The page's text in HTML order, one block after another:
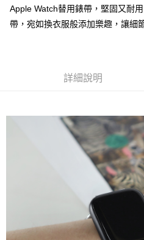
ATM付款
每筆NT$60，滿NT$1,000(含以上)
每筆NT$60，滿NT$1,000(含以上)
每筆NT$60，滿NT$1,000(含以上)
每筆NT$60，滿NT$1,000(含以上)
每筆NT$80，滿NT$1,000(含以上)
Apple Watch替用錶帶，堅固又耐
帶，宛如換衣服般添加樂趣，讓細
詳細說明